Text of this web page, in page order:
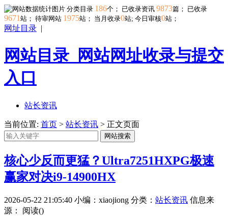
分类目录 186个； 已收录资讯 9873篇； 已收录
9671 站； 待审网站 1975站； 当月收录0站; 今日审核0站；
网址目录 |
网站目录_网站网址收录与提交
入口
站长资讯
当前位置: 首页 > 站长资讯 > 正文页面
网站搜索
核心少反而更猛？Ultra7251HXPG极速
赢家对决i9-14900HX
2026-05-22 21:05:40 小编：xiaojiong 分类： 站长资讯 信息来
源：
阅读()